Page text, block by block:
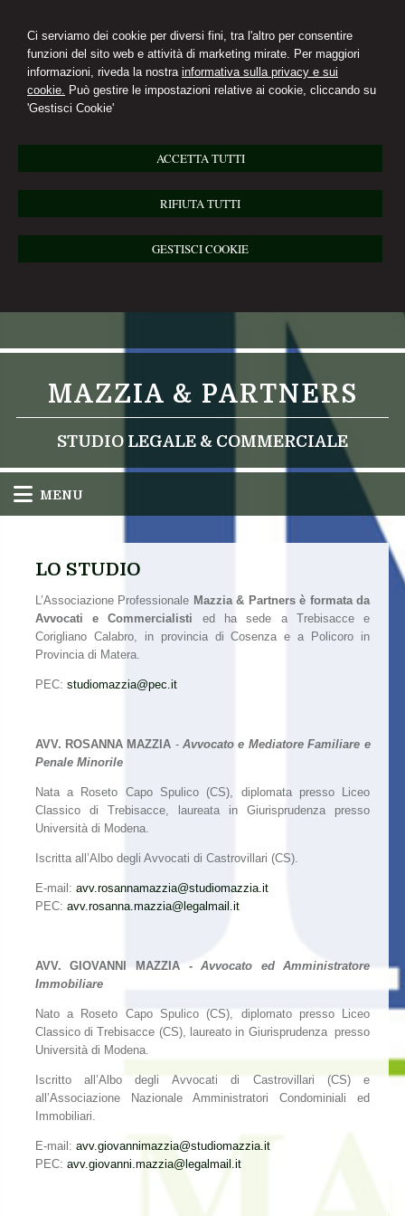
Ci serviamo dei cookie per diversi fini, tra l'altro per consentire
funzioni del sito web e attività di marketing mirate. Per maggiori
informazioni, riveda la nostra informativa sulla privacy e sui
cookie. Può gestire le impostazioni relative ai cookie, cliccando su
'Gestisci Cookie'
ACCETTA TUTTI
RIFIUTA TUTTI
GESTISCI COOKIE
MAZZIA & PARTNERS
STUDIO LEGALE & COMMERCIALE
MENU
LO STUDIO
L’Associazione Professionale Mazzia & Partners è formata da
Avvocati e Commercialisti ed ha sede a Trebisacce e
Corigliano Calabro, in provincia di Cosenza e a Policoro in
Provincia di Matera.
PEC: studiomazzia@pec.it
AVV. ROSANNA MAZZIA -Avvocato e Mediatore Familiare e
Penale Minorile
Nata a Roseto Capo Spulico (CS), diplomata presso Liceo
Classico di Trebisacce, laureata in Giurisprudenza presso
Università di Modena.
Iscritta all’Albo degli Avvocati di Castrovillari (CS).
E-mail: avv.rosannamazzia@studiomazzia.it
PEC: avv.rosanna.mazzia@legalmail.it
AVV. GIOVANNI MAZZIA -Avvocato ed Amministratore
Immobiliare
Nato a Roseto Capo Spulico (CS), diplomato presso Liceo
Classico di Trebisacce (CS), laureato in Giurisprudenza presso
Università di Modena.
Iscritto all’Albo degli Avvocati di Castrovillari (CS) e
all’Associazione Nazionale Amministratori Condominiali ed
Immobiliari.
E-mail: avv.giovannimazzia@studiomazzia.it
PEC: avv.giovanni.mazzia@legalmail.it